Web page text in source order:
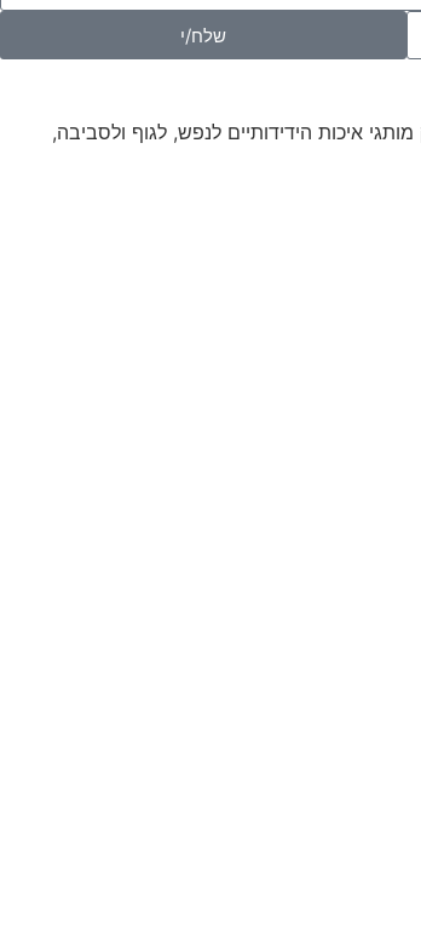
שלח/י
מותגי איכות הידידותיים לנפש, לגוף ולסביבה,